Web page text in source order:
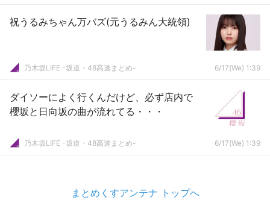
祝うるみちゃん万バズ(元うるみん大統領)
乃木坂LIFE -坂道・48高速まとめ- 6/17(We) 1:39
ダイソーによく行くんだけど、必ず店内で
櫻坂と日向坂の曲が流れてる・・・
乃木坂LIFE -坂道・48高速まとめ- 6/17(We) 1:39
まとめくすアンテナ トップへ